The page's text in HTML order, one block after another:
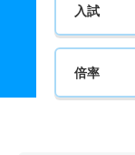
入試
倍率